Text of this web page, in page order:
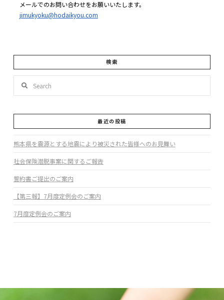
メールでのお問い合わせをお願いいたします。
jimukyoku@hodaikyou.com
検索
最近の投稿
熊本県を震源とする地震により被災された皆様へのお見舞い
社会保険潜脱事案に関するご報告
誓約書ご提出のご案内
【第三報】7月度定例会のご案内
7月度定例会のご案内